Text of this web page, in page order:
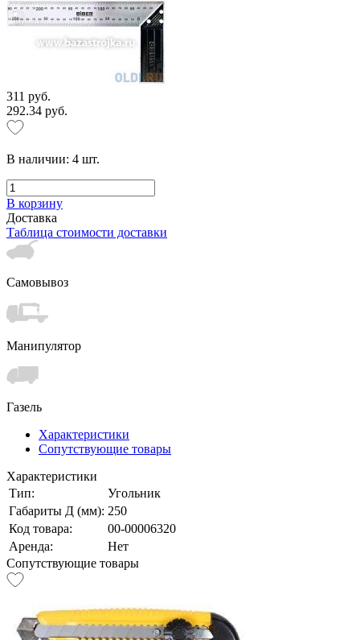
311 руб.
292.34 руб.
В наличии: 4 шт.
В корзину
Доставка
Таблица стоимости доставки
Самовывоз
Манипулятор
Газель
Характеристики
Сопутствующие товары
Характеристики
Тип:
Угольник
Габариты Д (мм): 250
Код товара:
00-00006320
Аренда:
Нет
Сопутствующие товары